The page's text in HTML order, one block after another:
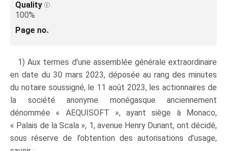
Quality
100%
Page no.
1) Aux termes d’une assemblée générale extraordinaire
en date du 30 mars 2023, déposée au rang des minutes
du notaire soussigné, le 11 août 2023, les actionnaires de
la société anonyme monégasque anciennement
dénommée « AEQUISOFT », ayant siège à Monaco,
« Palais de la Scala », 1, avenue Henry Dunant, ont décidé,
sous réserve de l’obtention des autorisations d’usage,